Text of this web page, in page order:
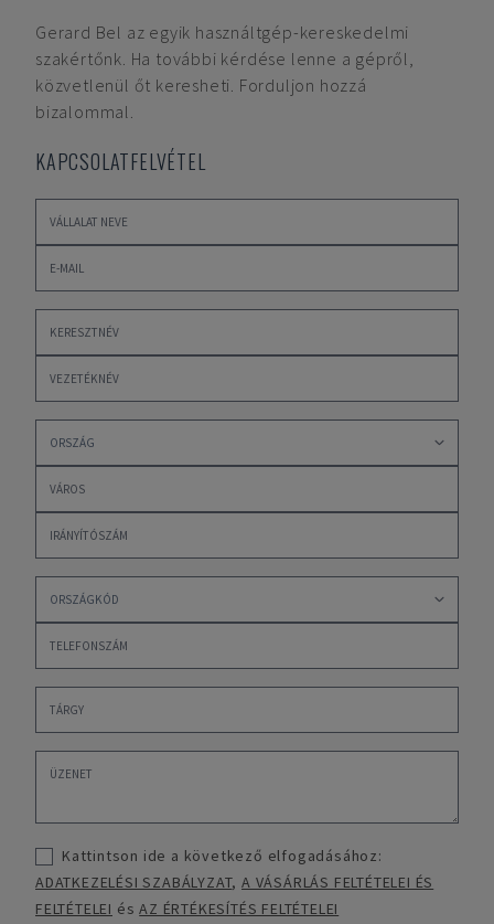
Gerard Bel az egyik használtgép-kereskedelmi
szakértőnk. Ha további kérdése lenne a gépről,
közvetlenül őt keresheti. Forduljon hozzá
bizalommal.
KAPCSOLATFELVÉTEL
Kattintson ide a következő elfogadásához:
ADATKEZELÉSI SZABÁLYZAT,A VÁSÁRLÁS FELTÉTELEI ÉS
FELTÉTELEI ésAZ ÉRTÉKESÍTÉS FELTÉTELEI